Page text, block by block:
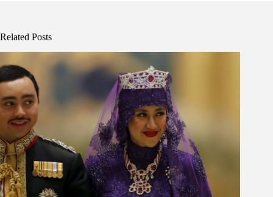
Related Posts